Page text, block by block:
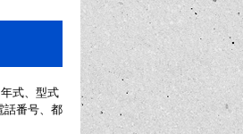
式、型式
話番号、都